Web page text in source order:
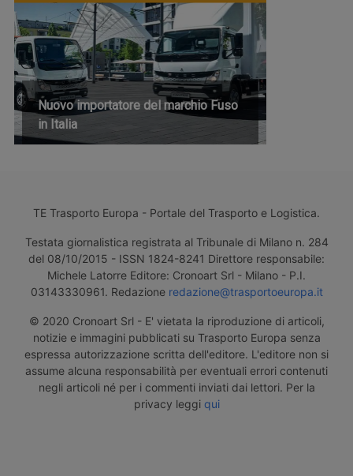
Nuovo importatore del marchio Fuso
in Italia
TE Trasporto Europa - Portale del Trasporto e Logistica.
Testata giornalistica registrata al Tribunale di Milano n. 284
del 08/10/2015 - ISSN 1824-8241 Direttore responsabile:
Michele Latorre Editore: Cronoart Srl - Milano - P.I.
03143330961. Redazione redazione@trasportoeuropa.it
© 2020 Cronoart Srl - E' vietata la riproduzione di articoli,
notizie e immagini pubblicati su Trasporto Europa senza
espressa autorizzazione scritta dell'editore. L'editore non si
assume alcuna responsabilità per eventuali errori contenuti
negli articoli né per i commenti inviati dai lettori. Per la
privacy leggi qui